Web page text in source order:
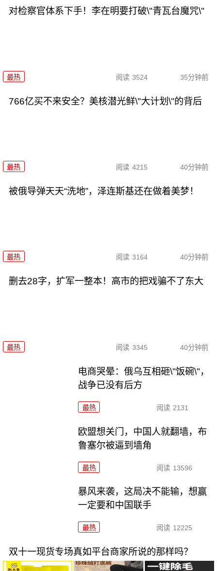
对检察官体系下手！李在明要打破\"青瓦台魔咒\"
最热 阅读 3524 35分钟前
766亿买不来安全？美核潜光鲜\"大计划\"的背后
最热 阅读 4215 40分钟前
被俄导弹天天“洗地”，泽连斯基还在做着美梦！
最热 阅读 3164 40分钟前
删去28字，扩军一整本！高市的把戏骗不了东大
最热 阅读 3345 40分钟前
电商哭晕：俄乌互相砸\"饭碗\"，
战争已没有后方
最热 阅读 2131
欧盟想关门，中国人就翻墙，布
鲁塞尔被逼到墙角
最热 阅读 13596
暴风来袭，这局决不能输，想赢
一定要和中国联手
最热 阅读 12225
双十一现货专场真如平台商家所说的那样吗？